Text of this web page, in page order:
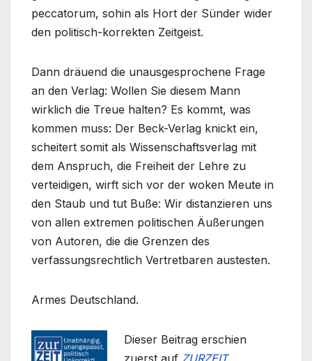
peccatorum, sohin als Hort der Sünder wider
den politisch-korrekten Zeitgeist.
Dann dräuend die unausgesprochene Frage
an den Verlag: Wollen Sie diesem Mann
wirklich die Treue halten? Es kommt, was
kommen muss: Der Beck-Verlag knickt ein,
scheitert somit als Wissenschaftsverlag mit
dem Anspruch, die Freiheit der Lehre zu
verteidigen, wirft sich vor der woken Meute in
den Staub und tut Buße: Wir distanzieren uns
von allen extremen politischen Äußerungen
von Autoren, die die Grenzen des
verfassungsrechtlich Vertretbaren austesten.
Armes Deutschland.
Dieser Beitrag erschien